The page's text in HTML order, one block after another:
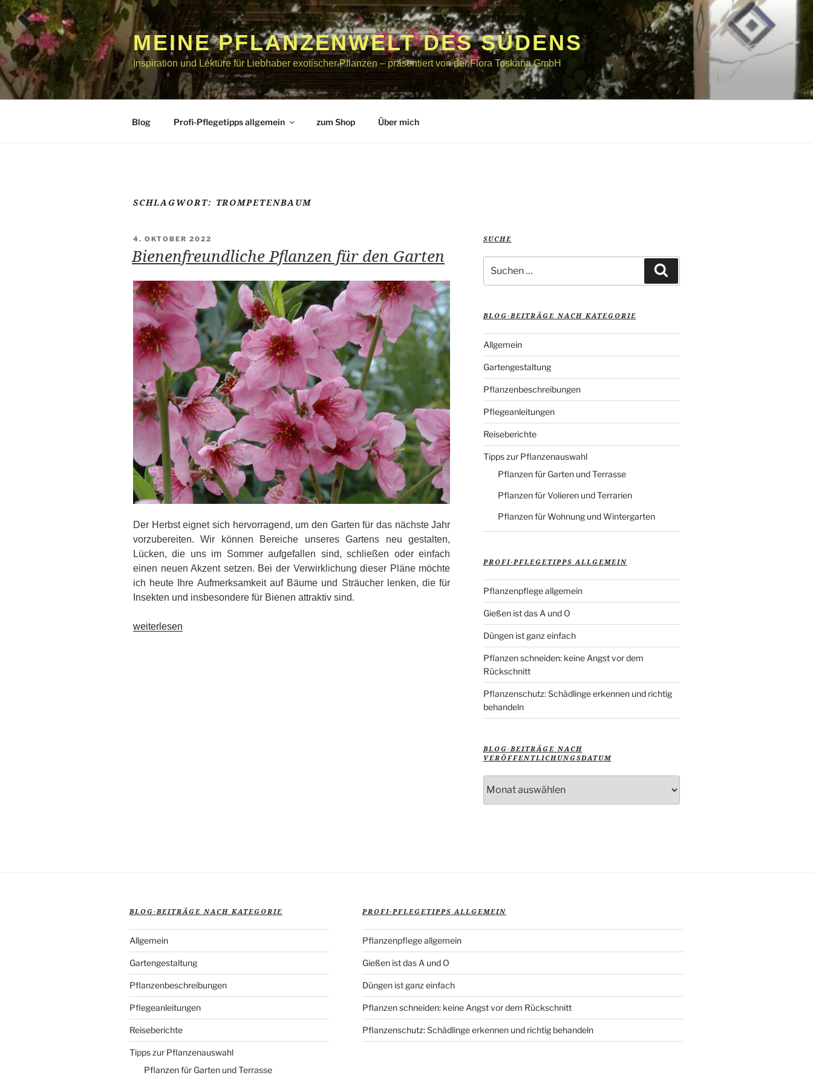
Zum
Inhalt
springen
MEINE PFLANZENWELT DES SÜDENS
Inspiration und Lektüre für Liebhaber exotischer Pflanzen – präsentiert von der Flora Toskana GmbH
Blog Profi-Pflegetipps allgemein zum Shop Über mich
SCHLAGWORT: TROMPETENBAUM
VERÖFFENTLICHT
4. OKTOBER 2022
Bienenfreundliche Pflanzen für den Garten
Der Herbst eignet sich hervorragend, um den Garten für das nächste Jahr
vorzubereiten. Wir können Bereiche unseres Gartens neu gestalten,
Lücken, die uns im Sommer aufgefallen sind, schließen oder einfach
einen neuen Akzent setzen. Bei der Verwirklichung dieser Pläne möchte
ich heute Ihre Aufmerksamkeit auf Bäume und Sträucher lenken, die für
Insekten und insbesondere für Bienen attraktiv sind.
„Bienenfreundliche
weiterlesen
SUCHE
nach:
BLOG-BEITRÄGE NACH KATEGORIE
Allgemein
Gartengestaltung
Pflanzenbeschreibungen
Pflegeanleitungen
Reiseberichte
Tipps zur Pflanzenauswahl
Pflanzen für Garten und Terrasse
Pflanzen für Volieren und Terrarien
Pflanzen für Wohnung und Wintergarten
PROFI-PFLEGETIPPS ALLGEMEIN
Pflanzenpflege allgemein
Gießen ist das A und O
Düngen ist ganz einfach
Pflanzen schneiden: keine Angst vor dem
Rückschnitt
Pflanzenschutz: Schädlinge erkennen und richtig
behandeln
BLOG-BEITRÄGE NACH
VERÖFFENTLICHUNGSDATUM
Beiträge
nach
BLOG-BEITRÄGE NACH KATEGORIE
Allgemein
Gartengestaltung
Pflanzenbeschreibungen
Pflegeanleitungen
Reiseberichte
Tipps zur Pflanzenauswahl
Pflanzen für Garten und Terrasse
PROFI-PFLEGETIPPS ALLGEMEIN
Pflanzenpflege allgemein
Gießen ist das A und O
Düngen ist ganz einfach
Pflanzen schneiden: keine Angst vor dem Rückschnitt
Pflanzenschutz: Schädlinge erkennen und richtig behandeln